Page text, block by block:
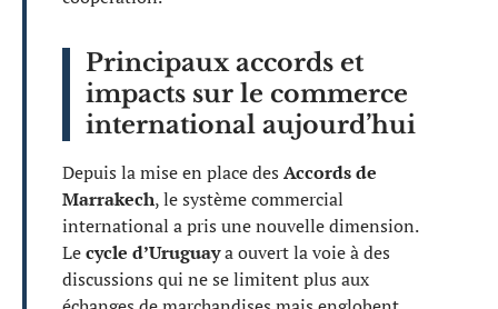
Principaux accords et
impacts sur le commerce
international aujourd’hui
Depuis la mise en place des Accords de
Marrakech, le système commercial
international a pris une nouvelle dimension.
Lecycle d’Uruguaya ouvert la voie à des
discussions qui ne se limitent plus aux